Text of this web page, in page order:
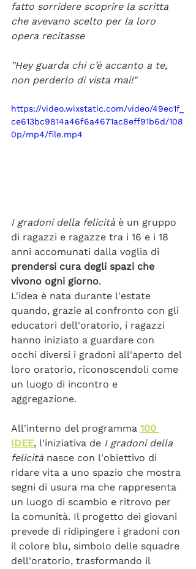
fatto sorridere scoprire la scritta
che avevano scelto per la loro
opera recitasse
"Hey guarda chi c’è accanto a te,
non perderlo di vista mai!"
https://video.wixstatic.com/video/49ec1f_
ce613bc9814a46f6a4671ac8eff91b6d/108
0p/mp4/file.mp4
I gradoni della felicità è un gruppo
di ragazzi e ragazze tra i 16 e i 18
anni accomunati dalla voglia di
prendersi cura degli spazi che
vivono ogni giorno.
L'idea è nata durante l'estate
quando, grazie al confronto con gli
educatori dell'oratorio, i ragazzi
hanno iniziato a guardare con
occhi diversi i gradoni all'aperto del
loro oratorio, riconoscendoli come
un luogo di incontro e
aggregazione.
All'interno del programma 100
IDEE, l'iniziativa de I gradoni della
felicità nasce con l'obiettivo di
ridare vita a uno spazio che mostra
segni di usura ma che rappresenta
un luogo di scambio e ritrovo per
la comunità. Il progetto dei giovani
prevede di ridipingere i gradoni con
il colore blu, simbolo delle squadre
dell'oratorio, trasformando il